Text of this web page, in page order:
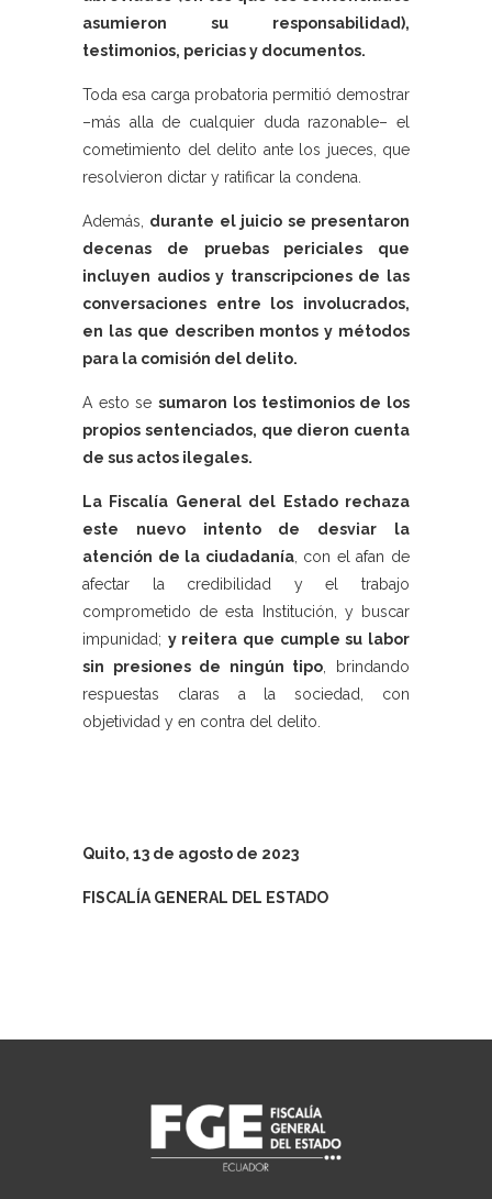
asumieron su responsabilidad),
testimonios, pericias y documentos.
Toda esa carga probatoria permitió demostrar
–más alla de cualquier duda razonable– el
cometimiento del delito ante los jueces, que
resolvieron dictar y ratificar la condena.
Además, durante el juicio se presentaron
decenas de pruebas periciales que
incluyen audios y transcripciones de las
conversaciones entre los involucrados,
en las que describen montos y métodos
para la comisión del delito.
A esto sesumaron los testimonios de los
propios sentenciados, que dieron cuenta
de sus actos ilegales.
La Fiscalía General del Estado rechaza
este nuevo intento de desviar la
atención de la ciudadanía, con el afan de
afectar la credibilidad y el trabajo
comprometido de esta Institución, y buscar
impunidad; y reitera que cumple su labor
sin presiones de ningún tipo , brindando
respuestas claras a la sociedad, con
objetividad y en contra del delito.
Quito, 13 de agosto de 2023
FISCALÍA GENERAL DEL ESTADO